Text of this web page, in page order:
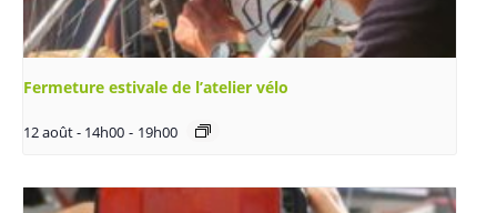
Fermeture estivale de l’atelier vélo
12 août - 14h00 - 19h00